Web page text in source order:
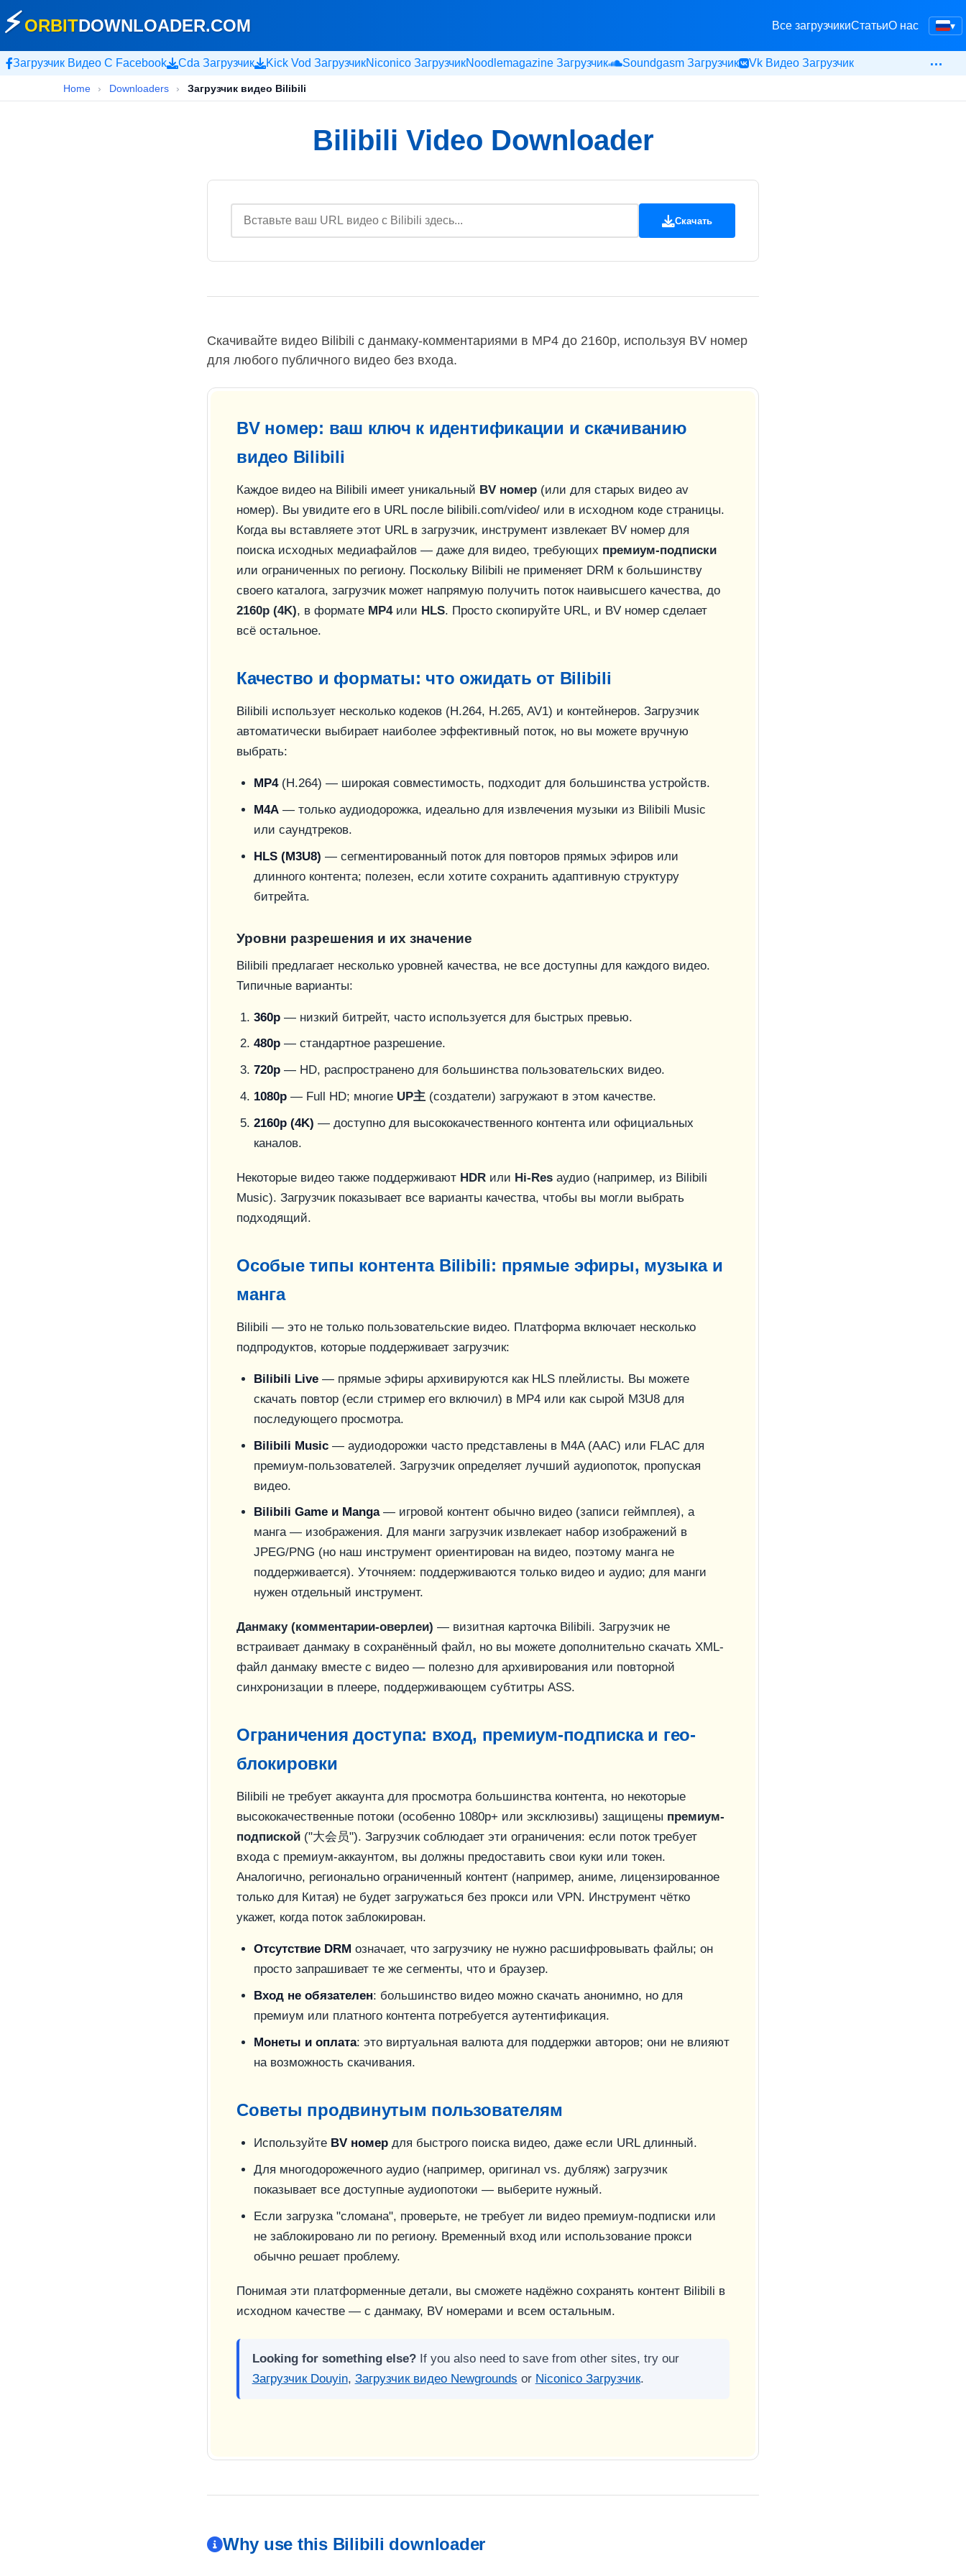
▾
⚡ORBITDOWNLOADER.COM Все загрузчикиСтатьиО нас
Загрузчик Видео С Facebook Cda Загрузчик Kick Vod ЗагрузчикNiconico ЗагрузчикNoodlemagazine Загрузчик Soundgasm Загрузчик Vk Видео Загрузчик …
Home › Downloaders › Загрузчик видео Bilibili
Bilibili Video Downloader
Скачать
Скачивайте видео Bilibili с данмаку-комментариями в MP4 до 2160p, используя BV номер
для любого публичного видео без входа.
BV номер: ваш ключ к идентификации и скачиванию
видео Bilibili
Каждое видео на Bilibili имеет уникальный BV номер (или для старых видео av
номер). Вы увидите его в URL после bilibili.com/video/ или в исходном коде страницы.
Когда вы вставляете этот URL в загрузчик, инструмент извлекает BV номер для
поиска исходных медиафайлов — даже для видео, требующих премиум-подписки
или ограниченных по региону. Поскольку Bilibili не применяет DRM к большинству
своего каталога, загрузчик может напрямую получить поток наивысшего качества, до
2160p (4K), в формате MP4или HLS. Просто скопируйте URL, и BV номер сделает
всё остальное.
Качество и форматы: что ожидать от Bilibili
Bilibili использует несколько кодеков (H.264, H.265, AV1) и контейнеров. Загрузчик
автоматически выбирает наиболее эффективный поток, но вы можете вручную
выбрать:
MP4(H.264) — широкая совместимость, подходит для большинства устройств.
M4A — только аудиодорожка, идеально для извлечения музыки из Bilibili Music
или саундтреков.
HLS (M3U8) — сегментированный поток для повторов прямых эфиров или
длинного контента; полезен, если хотите сохранить адаптивную структуру
битрейта.
Уровни разрешения и их значение
Bilibili предлагает несколько уровней качества, не все доступны для каждого видео.
Типичные варианты:
360p — низкий битрейт, часто используется для быстрых превью.
480p — стандартное разрешение.
720p — HD, распространено для большинства пользовательских видео.
1080p — Full HD; многие UP主 (создатели) загружают в этом качестве.
2160p (4K) — доступно для высококачественного контента или официальных
каналов.
Некоторые видео также поддерживают HDR или Hi-Res аудио (например, из Bilibili
Music). Загрузчик показывает все варианты качества, чтобы вы могли выбрать
подходящий.
Особые типы контента Bilibili: прямые эфиры, музыка и
манга
Bilibili — это не только пользовательские видео. Платформа включает несколько
подпродуктов, которые поддерживает загрузчик:
Bilibili Live — прямые эфиры архивируются как HLS плейлисты. Вы можете
скачать повтор (если стример его включил) в MP4 или как сырой M3U8 для
последующего просмотра.
Bilibili Music — аудиодорожки часто представлены в M4A (AAC) или FLAC для
премиум-пользователей. Загрузчик определяет лучший аудиопоток, пропуская
видео.
Bilibili Game и Manga— игровой контент обычно видео (записи геймплея), а
манга — изображения. Для манги загрузчик извлекает набор изображений в
JPEG/PNG (но наш инструмент ориентирован на видео, поэтому манга не
поддерживается). Уточняем: поддерживаются только видео и аудио; для манги
нужен отдельный инструмент.
Данмаку (комментарии-оверлеи) — визитная карточка Bilibili. Загрузчик не
встраивает данмаку в сохранённый файл, но вы можете дополнительно скачать XML-
файл данмаку вместе с видео — полезно для архивирования или повторной
синхронизации в плеере, поддерживающем субтитры ASS.
Ограничения доступа: вход, премиум-подписка и гео-
блокировки
Bilibili не требует аккаунта для просмотра большинства контента, но некоторые
высококачественные потоки (особенно 1080p+ или эксклюзивы) защищены премиум-
подпиской ("大会员"). Загрузчик соблюдает эти ограничения: если поток требует
входа с премиум-аккаунтом, вы должны предоставить свои куки или токен.
Аналогично, регионально ограниченный контент (например, аниме, лицензированное
только для Китая) не будет загружаться без прокси или VPN. Инструмент чётко
укажет, когда поток заблокирован.
Отсутствие DRM означает, что загрузчику не нужно расшифровывать файлы; он
просто запрашивает те же сегменты, что и браузер.
Вход не обязателен: большинство видео можно скачать анонимно, но для
премиум или платного контента потребуется аутентификация.
Монеты и оплата: это виртуальная валюта для поддержки авторов; они не влияют
на возможность скачивания.
Советы продвинутым пользователям
Используйте BV номер для быстрого поиска видео, даже если URL длинный.
Для многодорожечного аудио (например, оригинал vs. дубляж) загрузчик
показывает все доступные аудиопотоки — выберите нужный.
Если загрузка "сломана", проверьте, не требует ли видео премиум-подписки или
не заблокировано ли по региону. Временный вход или использование прокси
обычно решает проблему.
Понимая эти платформенные детали, вы сможете надёжно сохранять контент Bilibili в
исходном качестве — с данмаку, BV номерами и всем остальным.
Looking for something else?If you also need to save from other sites, try our
Загрузчик Douyin, Загрузчик видео Newgrounds or Niconico Загрузчик.
Why use this Bilibili downloader